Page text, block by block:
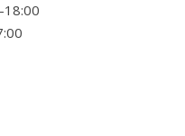
18:00